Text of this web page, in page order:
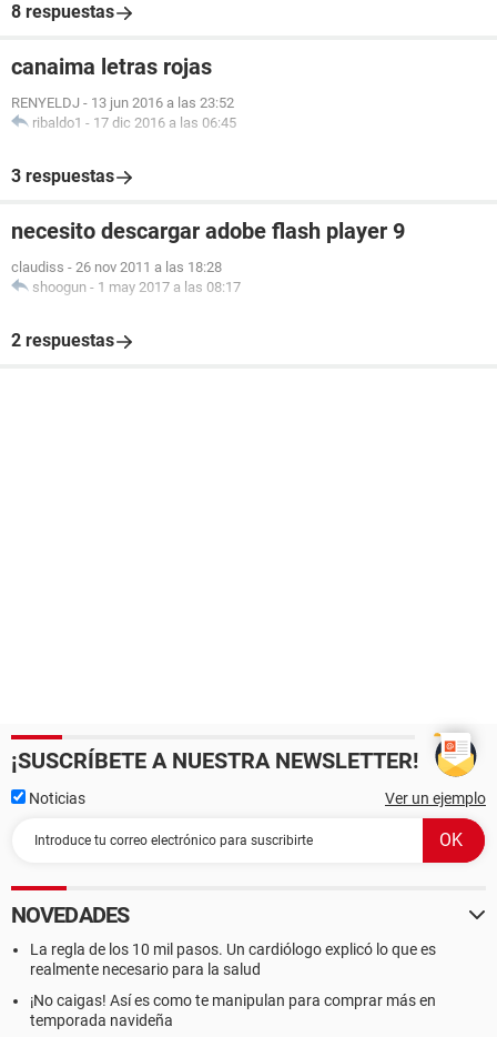
8 respuestas
canaima letras rojas
RENYELDJ - 13 jun 2016 a las 23:52
ribaldo1 - 17 dic 2016 a las 06:45
3 respuestas
necesito descargar adobe flash player 9
claudiss - 26 nov 2011 a las 18:28
shoogun - 1 may 2017 a las 08:17
2 respuestas
¡SUSCRÍBETE A NUESTRA NEWSLETTER!
Noticias Ver un ejemplo
NOVEDADES
La regla de los 10 mil pasos. Un cardiólogo explicó lo que es
realmente necesario para la salud
¡No caigas! Así es como te manipulan para comprar más en
temporada navideña